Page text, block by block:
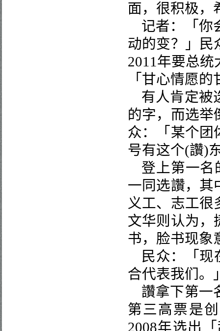
面，很积极，
记者：「你
动的变？」民
2011 年要总统
「甘心情愿
有人肯定被
的字，而选举
众：「某个团
号有这个(讚)
登上第一名
一同选讚，其
义工、志工很
文华则认为，
书，脸书现象
民众：「
合代表我们。
讚拿下第一
第三高票是
2008年选出